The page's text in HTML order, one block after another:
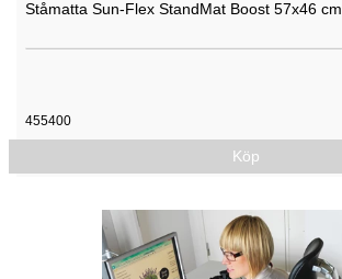
Ståmatta Sun-Flex StandMat Boost 57x46 cm
455400
Köp